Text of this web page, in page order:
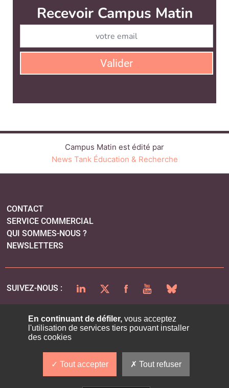
Recevoir Campus Matin
Valider
Campus Matin est édité par
News Tank Éducation & Recherche
CONTACT
SERVICE COMMERCIAL
QUI SOMMES-NOUS ?
NEWSLETTERS
SUIVEZ-NOUS : LINKEDINTWITTERFACEBOOKYOUTUBEBLUESKY
PLAN DU SITE
En continuant de défiler,vous acceptez
l'utilisation de services tiers pouvant installer
des cookies
Tout accepter Tout refuser